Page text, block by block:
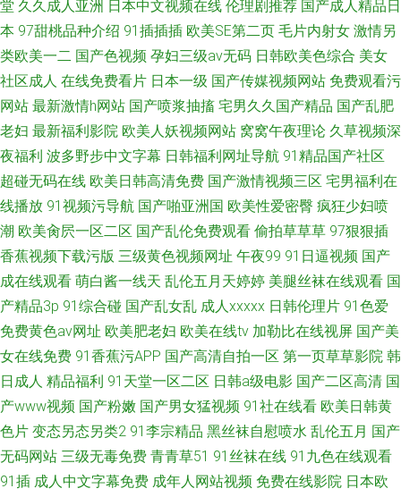
堂 久久成人亚洲 日本中文视频在线 伦理剧推荐 国产成人精品日
本 97甜桃品种介绍 91插插插 欧美SE第二页 毛片内射女 激情另
类欧美一二 国产色视频 孕妇三级av无码 日韩欧美色综合 美女
社区成人 在线免费看片 日本一级 国产传媒视频网站 免费观看污
网站 最新激情h网站 国产喷浆抽搐 宅男久久国产精品 国产乱肥
老妇 最新福利影院 欧美人妖视频网站 窝窝午夜理论 久草视频深
夜福利 波多野步中文字幕 日韩福利网址导航 91精品国产社区
超碰无码在线 欧美日韩高清免费 国产激情视频三区 宅男福利在
线播放 91视频污导航 国产啪亚洲国 欧美性爱密臀 疯狂少妇喷
潮 欧美肏屄一区二区 国产乱伦免费观看 偷拍草草草 97狠狠插
香蕉视频下载污版 三级黄色视频网址 午夜99 91日逼视频 国产
成在线观看 萌白酱一线天 乱伦五月天婷婷 美腿丝袜在线观看 国
产精品3p 91综合碰 国产乱女乱 成人xxxxx 日韩伦理片 91色爱
免费黄色av网址 欧美肥老妇 欧美在线tv 加勒比在线视屏 国产美
女在线免费 91香蕉污APP 国产高清自拍一区 第一页草草影院 韩
日成人 精品福利 91天堂一区二区 日韩a级电影 国产二区高清 国
产www视频 国产粉嫩 国产男女猛视频 91社在线看 欧美日韩黄
色片 变态另态另类2 91李宗精品 黑丝袜自慰喷水 乱伦五月 国产
无码网站 三级无毒免费 青青草51 91丝袜在线 91九色在线观看
91插 成人中文字幕免费 成年人网站视频 免费在线影院 日本欧